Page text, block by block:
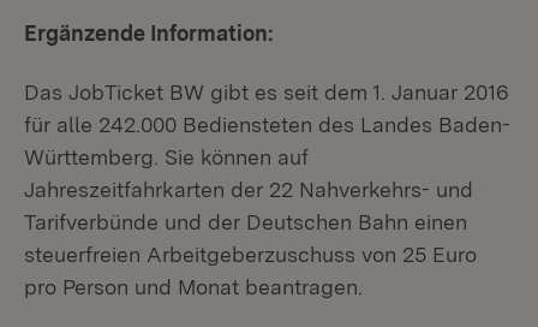
Ergänzende Information:
Das JobTicket BW gibt es seit dem 1. Januar 2016
für alle 242.000 Bediensteten des Landes Baden-
Württemberg. Sie können auf
Jahreszeitfahrkarten der 22 Nahverkehrs- und
Tarifverbünde und der Deutschen Bahn einen
steuerfreien Arbeitgeberzuschuss von 25 Euro
pro Person und Monat beantragen.